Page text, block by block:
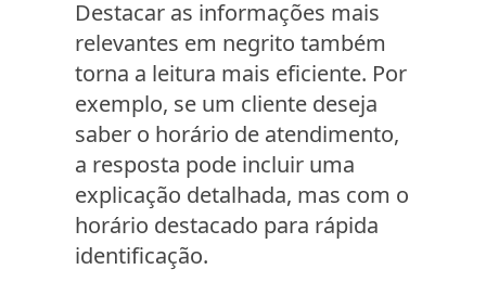
Destacar as informações mais
relevantes em negrito também
torna a leitura mais eficiente. Por
exemplo, se um cliente deseja
saber o horário de atendimento,
a resposta pode incluir uma
explicação detalhada, mas com o
horário destacado para rápida
identificação.